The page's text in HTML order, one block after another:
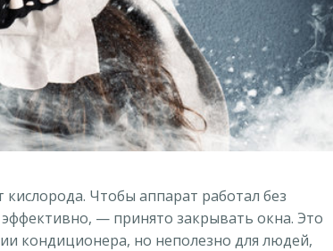
Чтобы аппарат работал без
— принято закрывать окна. Это
кондиционера, но неполезно для людей,